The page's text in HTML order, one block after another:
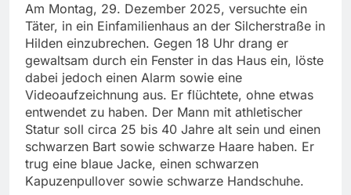
Am Montag, 29. Dezember 2025, versuchte ein
Täter, in ein Einfamilienhaus an der Silcherstraße in
Hilden einzubrechen. Gegen 18 Uhr drang er
gewaltsam durch ein Fenster in das Haus ein, löste
dabei jedoch einen Alarm sowie eine
Videoaufzeichnung aus. Er flüchtete, ohne etwas
entwendet zu haben. Der Mann mit athletischer
Statur soll circa 25 bis 40 Jahre alt sein und einen
schwarzen Bart sowie schwarze Haare haben. Er
trug eine blaue Jacke, einen schwarzen
Kapuzenpullover sowie schwarze Handschuhe.